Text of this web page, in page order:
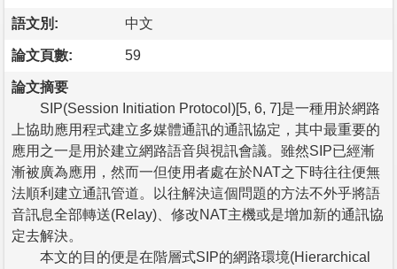
語文別: 中文
論文頁數: 59
論文摘要
SIP(Session Initiation Protocol)[5, 6, 7]是一種用於網路
上協助應用程式建立多媒體通訊的通訊協定，其中最重要的
應用之一是用於建立網路語音與視訊會議。雖然SIP已經漸
漸被廣為應用，然而一但使用者處在於NAT之下時往往便無
法順利建立通訊管道。以往解決這個問題的方法不外乎將語
音訊息全部轉送(Relay)、修改NAT主機或是增加新的通訊協
定去解決。
本文的目的便是在階層式SIP的網路環境(Hierarchical